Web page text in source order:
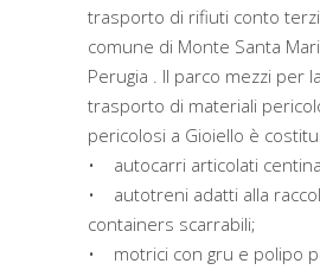
trasporto di rifiuti conto
comune di Monte Santa
Perugia . Il parco mezzi per
trasporto di materiali
pericolosi a Gioiello è
• autocarri articolati
• autotreni adatti alla
containers scarrabili;
• motrici con gru e polipo